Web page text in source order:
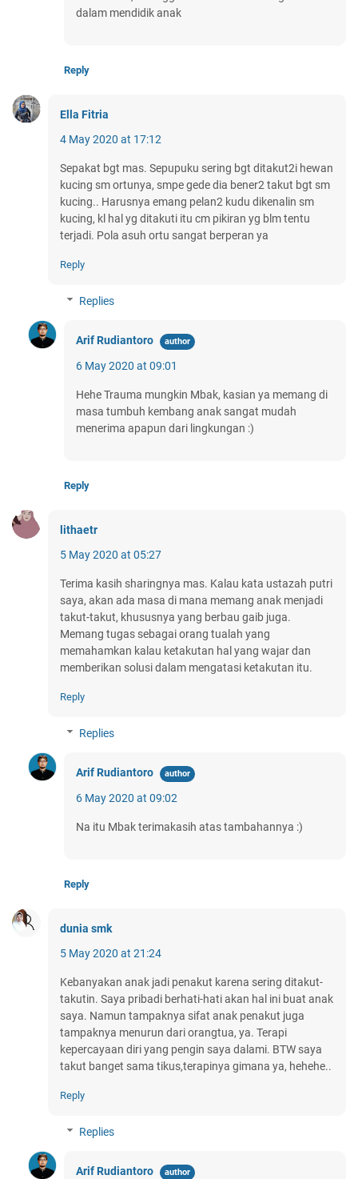
dalam mendidik anak
Reply
Ella Fitria
4 May 2020 at 17:12
Sepakat bgt mas. Sepupuku sering bgt ditakut2i hewan
kucing sm ortunya, smpe gede dia bener2 takut bgt sm
kucing.. Harusnya emang pelan2 kudu dikenalin sm
kucing, kl hal yg ditakuti itu cm pikiran yg blm tentu
terjadi. Pola asuh ortu sangat berperan ya
Reply
Replies
Arif Rudiantoro
6 May 2020 at 09:01
Hehe Trauma mungkin Mbak, kasian ya memang di
masa tumbuh kembang anak sangat mudah
menerima apapun dari lingkungan :)
Reply
lithaetr
5 May 2020 at 05:27
Terima kasih sharingnya mas. Kalau kata ustazah putri
saya, akan ada masa di mana memang anak menjadi
takut-takut, khususnya yang berbau gaib juga.
Memang tugas sebagai orang tualah yang
memahamkan kalau ketakutan hal yang wajar dan
memberikan solusi dalam mengatasi ketakutan itu.
Reply
Replies
Arif Rudiantoro
6 May 2020 at 09:02
Na itu Mbak terimakasih atas tambahannya :)
Reply
dunia smk
5 May 2020 at 21:24
Kebanyakan anak jadi penakut karena sering ditakut-
takutin. Saya pribadi berhati-hati akan hal ini buat anak
saya. Namun tampaknya sifat anak penakut juga
tampaknya menurun dari orangtua, ya. Terapi
kepercayaan diri yang pengin saya dalami. BTW saya
takut banget sama tikus,terapinya gimana ya, hehehe..
Reply
Replies
Arif Rudiantoro